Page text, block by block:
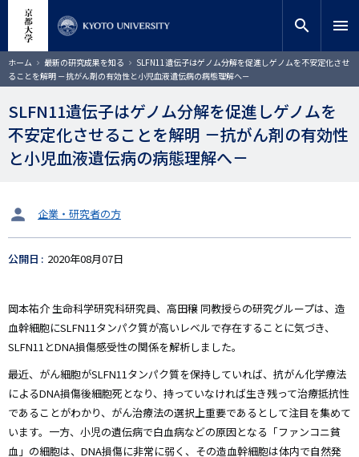
コ
ン
テ
ン
ツ
に
サイト内検索
検索
search menu
ホーム 最新の研究成果を知る
SLFN11遺伝子はゲノム分解を促進しゲノムを不安定化させ
ることを解明 －抗がん剤の有効性と小児血液遺伝病の病態理解へ－
SLFN11遺伝子はゲノム分解を促進しゲノムを
不安定化させることを解明 －抗がん剤の有効性
と小児血液遺伝病の病態理解へ－
タ
ッ
企業・研究者の方
公開日 2020年08月07日
岡本祐介 生命科学研究科研究員、高田穣 同教授らの研究グループは、造
血幹細胞にSLFN11タンパク質が高いレベルで存在することに気づき、
SLFN11とDNA損傷感受性の関係を解析しました。
最近、がん細胞がSLFN11タンパク質を保持していれば、抗がん化学療法
によるDNA損傷後細胞死となり、持っていなければ生き残って治療抵抗性
であることがわかり、がん治療法の選択上重要であるとして注目を集めて
います。一方、小児の遺伝病で白血病などの原因となる「ファンコニ貧
血」の細胞は、DNA損傷に非常に弱く、その造血幹細胞は体内で自然発